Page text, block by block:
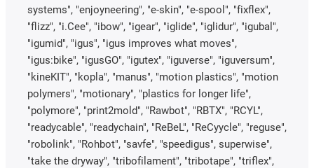
systems", "enjoyneering", "e-skin", "e-spool", "fixflex",
"flizz", "i.Cee", "ibow", "igear", "iglide", "iglidur", "igubal",
"igumid", "igus", "igus improves what moves",
"igus:bike", "igusGO", "igutex", "iguverse", "iguversum",
"kineKIT", "kopla", "manus", "motion plastics", "motion
polymers", "motionary", "plastics for longer life",
"polymore", "print2mold", "Rawbot", "RBTX", "RCYL",
"readycable", "readychain", "ReBeL", "ReCyycle", "reguse",
"robolink", "Rohbot", "savfe", "speedigus", superwise",
"take the dryway", "tribofilament", "tribotape", "triflex",